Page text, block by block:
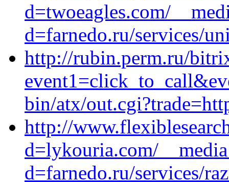
d=twoeagles.com/
d=farnedo.ru/services/
http://rubin.perm.ru/
bin/atx/
http://
d=lykouria.com/
d=farnedo.ru/services/